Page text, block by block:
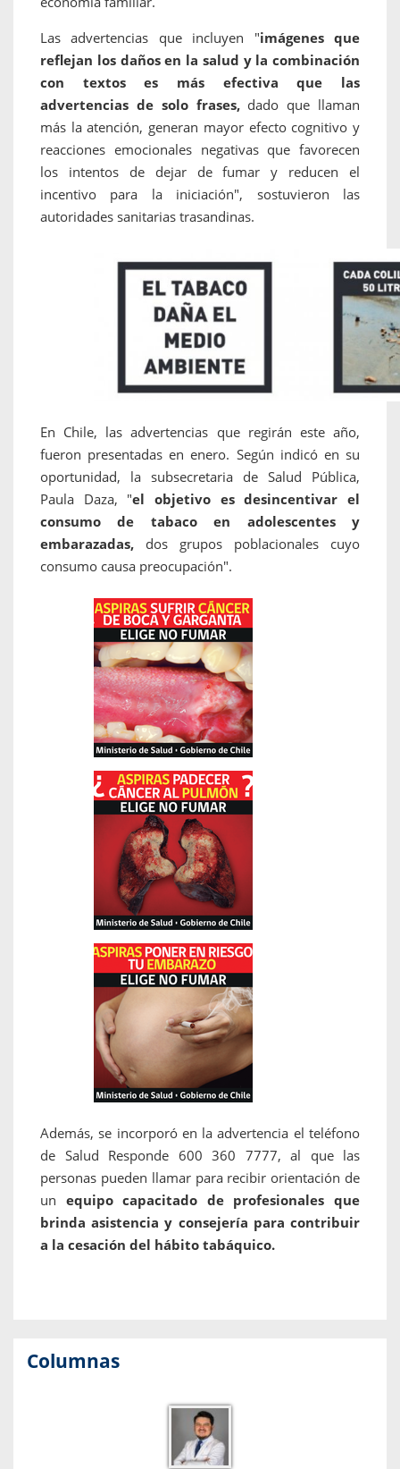
Las advertencias que incluyen "imágenes que
reflejan los daños en la salud y la combinación
con textos es más efectiva que las
advertencias de solo frases,dado que llaman
más la atención, generan mayor efecto cognitivo y
reacciones emocionales negativas que favorecen
los intentos de dejar de fumar y reducen el
incentivo para la iniciación", sostuvieron las
autoridades sanitarias trasandinas.
En Chile, las advertencias que regirán este año,
fueron presentadas en enero. Según indicó en su
oportunidad, la subsecretaria de Salud Pública,
Paula Daza, "el objetivo es desincentivar el
consumo de tabaco en adolescentes y
embarazadas, dos grupos poblacionales cuyo
consumo causa preocupación".
Además, se incorporó en la advertencia el teléfono
de Salud Responde 600 360 7777, al que las
personas pueden llamar para recibir orientación de
un equipo capacitado de profesionales que
brinda asistencia y consejería para contribuir
a la cesación del hábito tabáquico.
Columnas